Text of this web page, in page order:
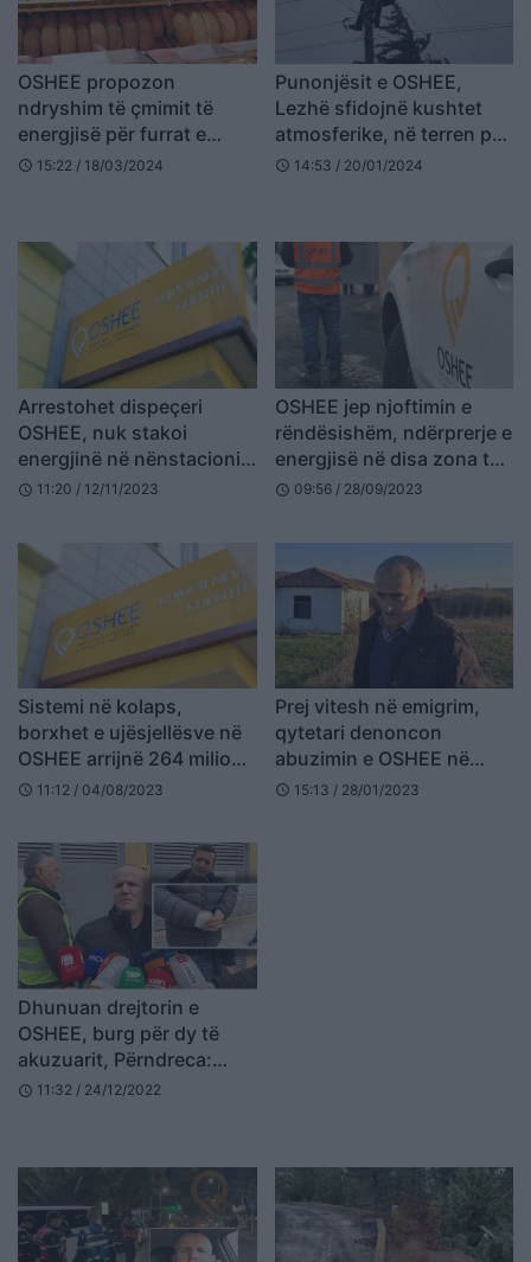
OSHEE propozon
ndryshim të çmimit të
energjisë për furrat e
bukës
schedule 15:22 / 18/03/2024
Punonjësit e OSHEE,
Lezhë sfidojnë kushtet
atmosferike, në terren për
riparimin e defekteve
schedule 14:53 / 20/01/2024
Arrestohet dispeçeri
OSHEE, nuk stakoi
energjinë në nënstacionin
ku po punonte elektriçisti
schedule 11:20 / 12/11/2023
OSHEE jep njoftimin e
rëndësishëm, ndërprerje e
energjisë në disa zona të
Tiranës
schedule 09:56 / 28/09/2023
Sistemi në kolaps,
borxhet e ujësjellësve në
OSHEE arrijnë 264 milionë
euro
schedule 11:12 / 04/08/2023
Prej vitesh në emigrim,
qytetari denoncon
abuzimin e OSHEE në
Vaun e Dejës: Ma sollën
schedule 15:13 / 28/01/2023
Dhunuan drejtorin e
OSHEE, burg për dy të
akuzuarit, Përndreca:
Goditja për shkak të
schedule 11:32 / 24/12/2022